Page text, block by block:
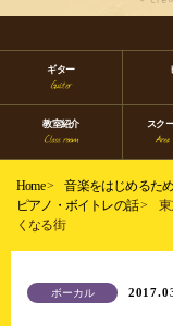
ギター
教室紹介 スク
Home>
音楽をはじめるた
ピアノ・ボイトレの話>
くなる街
ボーカル